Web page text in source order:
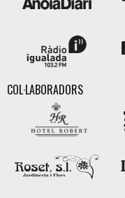
COL·LABORADORS